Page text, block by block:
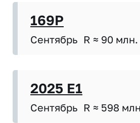
169P
Сентябрь R ≈ 90
2025 E1
Сентябрь R ≈ 598